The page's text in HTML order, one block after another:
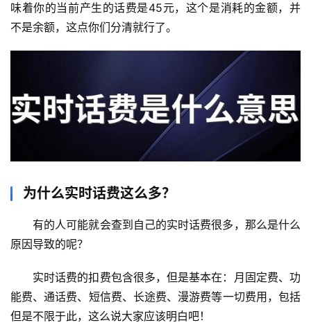
首
页
味着你的当前产生的话费是45元，这个是消耗的金额，并
不是余额，这点你们分清就行了。
为什么实时话费这么多？
有的人可能就会查到自己的实时话费很多，那么是什么
原因导致的呢？
实时话费的扣费包含很多，但是基本在：月固定费、功
能费、通话费、短信费、长途费、漫游费等一切费用，包括
但是不限于此，这么说大家应该明白吧！